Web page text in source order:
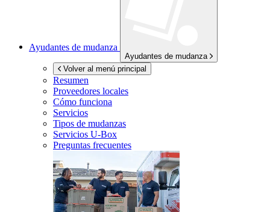
Ayudantes de mudanza
Ayudantes de mudanza
Volver al menú principal
Resumen
Proveedores locales
Cómo funciona
Servicios
Tipos de mudanzas
Servicios U-Box
Preguntas frecuentes